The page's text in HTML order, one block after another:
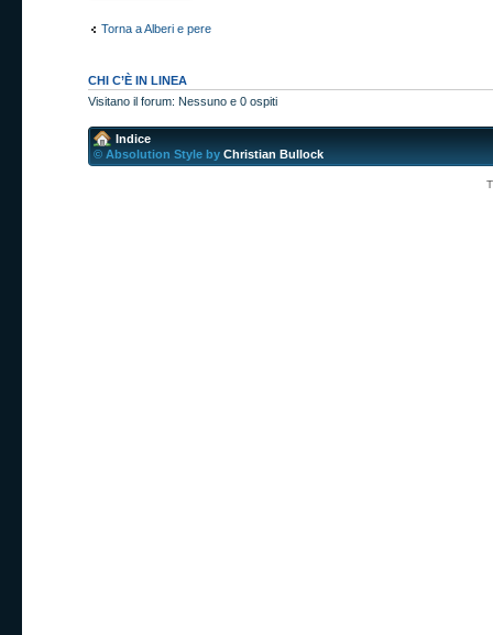
Torna a Alberi e pere
CHI C’È IN LINEA
Visitano il forum: Nessuno e 0 ospiti
Indice
© Absolution Style by Christian Bullock